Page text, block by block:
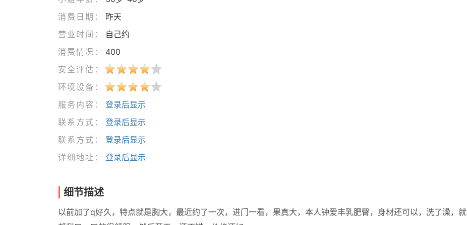
消费日期：
昨天
营业时间：
自己约
消费情况：
400
安全评估：
环境设备：
服务内容：
登录后显示
联系方式：
登录后显示
联系方式：
登录后显示
详细地址：
登录后显示
细节描述
以前加了q好久，特点就是胸大，最近约了一次，进门一看，果真大，本人钟爱丰乳肥臀，身材还可以，洗了澡，就